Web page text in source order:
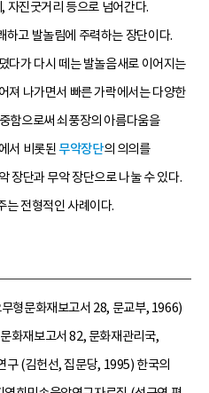
자진굿거리 등으로 넘어간다.
하고 발놀림에 주력하는 장단이다.
다가 다시 떼는 발놀음새로 이어지는
져 나가면서 빠른 가락에서는 다양한
함으로써 쇠풍장의 아름다움을
서 비롯된 무악장단의 의의를
장단과 무악 장단으로 나눌 수 있다.
는 전형적인 사례이다.
형문화재보고서 28, 문교부, 1966)
화재보고서 82, 문화재관리국,
구 (김헌선, 집문당, 1995) 한국의